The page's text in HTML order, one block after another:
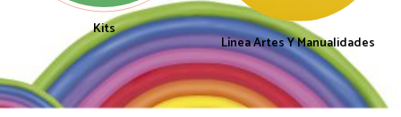
Kits
Línea Artes Y Manualidades